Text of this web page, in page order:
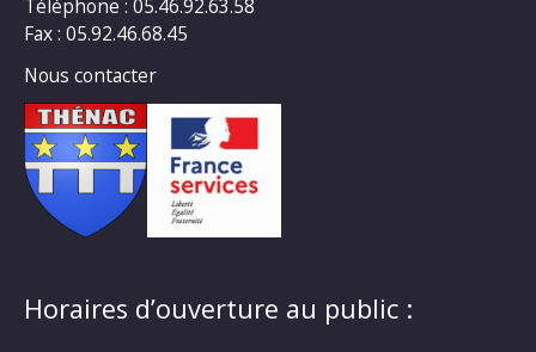
Téléphone : 05.46.92.63.58
Fax : 05.92.46.68.45
Nous contacter
Horaires d’ouverture au public :